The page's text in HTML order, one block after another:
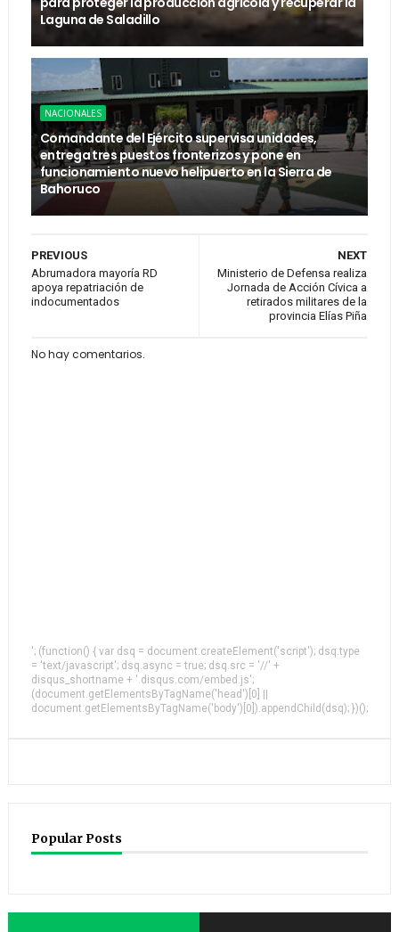
Laguna de Saladillo
NACIONALES
Comandante del Ejército supervisa unidades,
entrega tres puestos fronterizos y pone en
funcionamiento nuevo helipuerto en la Sierra de
Bahoruco
NEXT
Ministerio de Defensa realiza
Jornada de Acción Cívica a
retirados militares de la
provincia Elías Piña
PREVIOUS
Abrumadora mayoría RD
apoya repatriación de
indocumentados
No hay comentarios.
'; (function() { var dsq = document.createElement('script'); dsq.type
= 'text/javascript'; dsq.async = true; dsq.src = '//' +
disqus_shortname + '.disqus.com/embed.js';
(document.getElementsByTagName('head')[0] ||
document.getElementsByTagName('body')[0]).appendChild(dsq); })();
Popular Posts